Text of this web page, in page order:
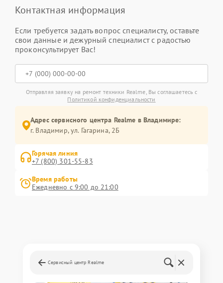
Контактная информация
Если требуется задать вопрос специалисту, оставьте
свои данные и дежурный специалист с радостью
проконсультирует Вас!
Отправляя заявку на ремонт техники Realme, Вы соглашаетесь с
Политикой конфиденциальности
Адрес сервисного центра Realme в Владимире:
г. Владимир, ул. Гагарина, 2Б
Горячая линия
+7 (800) 301-55-83
Время работы
Ежедневно с 9:00 до 21:00
Сервисный центр Realme